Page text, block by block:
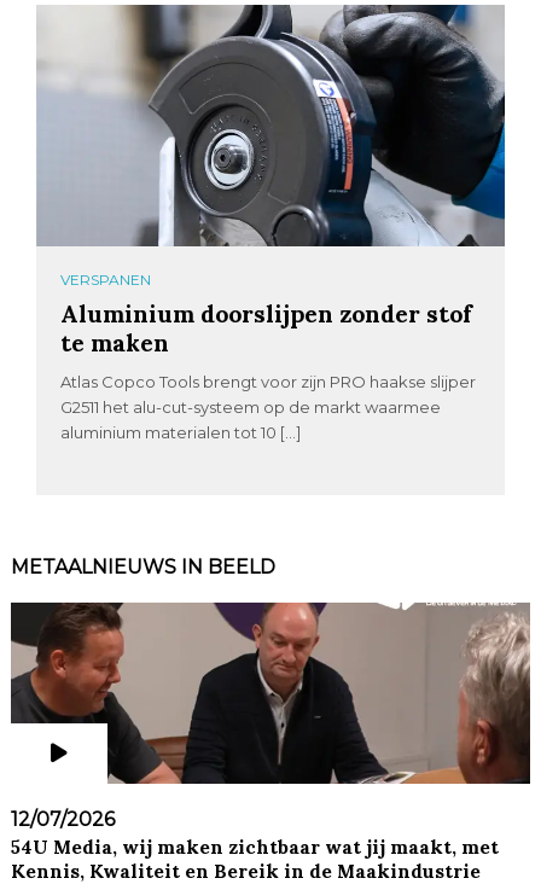
VERSPANEN
Aluminium doorslijpen zonder stof
te maken
Atlas Copco Tools brengt voor zijn PRO haakse slijper
G2511 het alu-cut-systeem op de markt waarmee
aluminium materialen tot 10 […]
METAALNIEUWS IN BEELD
12/07/2026
54U Media, wij maken zichtbaar wat jij maakt, met
Kennis, Kwaliteit en Bereik in de Maakindustrie